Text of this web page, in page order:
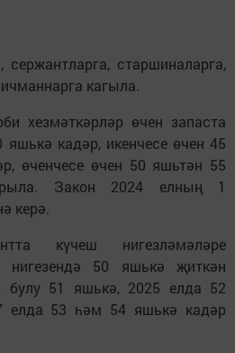
старшиналарга,
кагыла.
хезмәткәрләр өчен запаста
кадәр, икенчесе өчен 45
өченчесе өчен 50 яшьтән 55
Закон 2024 елның 1
керә.
күчеш нигезләмәләре
нигезендә 50 яшькә җиткән
булу 51 яшькә, 2025 елда 52
елда 53 һәм 54 яшькә кадәр